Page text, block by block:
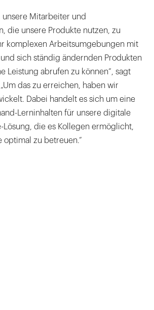
unsere Mitarbeiter und
die unsere Produkte nutzen, zu
komplexen Arbeitsumgebungen mit
sich ständig ändernden Produkten
Leistung abrufen zu können“, sagt
das zu erreichen, haben wir
Dabei handelt es sich um eine
Lerninhalten für unsere digitale
Lösung, die es Kollegen ermöglicht,
optimal zu betreuen.“